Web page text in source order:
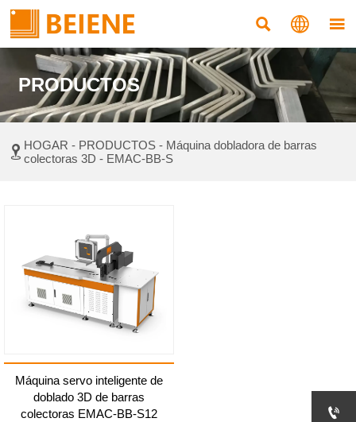
  
PRODUCTOS
 HOGAR - PRODUCTOS - Máquina dobladora de barras
colectoras 3D - EMAC-BB-S
Máquina servo inteligente de
doblado 3D de barras
colectoras EMAC-BB-S12
